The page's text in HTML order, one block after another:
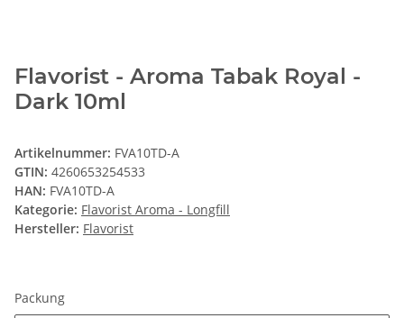
Flavorist - Aroma Tabak Royal -
Dark 10ml
Artikelnummer: FVA10TD-A
GTIN: 4260653254533
HAN: FVA10TD-A
Kategorie: Flavorist Aroma - Longfill
Hersteller: Flavorist
Packung